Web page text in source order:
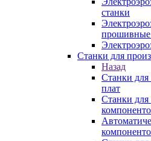
станки
прошивные
Станки для
Назад
Станки для
плат
Станки для